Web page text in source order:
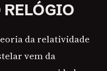
da relatividade
vem da